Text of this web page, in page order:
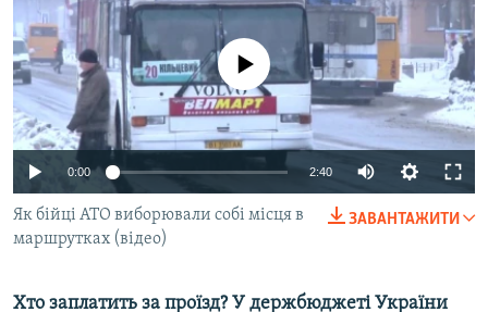
ФОТО
СПЕЦПРОЄКТИ
ПОДКАСТИ
КРИМ РЕАЛІЇ
РУС
УКР
No media source currently available
0:00 2:40
ЗАВАНТАЖИТИ
Як бійці АТО виборювали собі місця в
маршрутках (відео)
Хто заплатить за проїзд? У держбюджеті України